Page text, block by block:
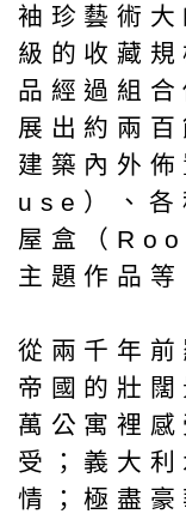
袖珍藝術
級的收藏
品經過組
展出約兩
建築內外
use）、各
屋盒（
主題作品等
從兩千年
帝國的壯
萬公寓裡
受；義大
情；極盡